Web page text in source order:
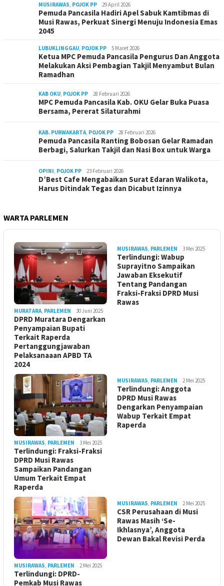
MUSIRAWAS, POJOK PP 29 April 2026
Pemuda Pancasila Hadiri Apel Sabuk Kamtibmas di
Musi Rawas, Perkuat Sinergi Menuju Indonesia Emas
2045
LUBUKLINGGAU, POJOK PP 5 Maret 2026
Ketua MPC Pemuda Pancasila Pengurus Dan Anggota
Melakukan Aksi Pembagian Takjil Menyambut Bulan
Ramadhan
KAB OKU, POJOK PP 28 Februari 2026
MPC Pemuda Pancasila Kab. OKU Gelar Buka Puasa
Bersama, Pererat Silaturahmi
KAB. PURWAKARTA, POJOK PP 28 Februari 2026
Pemuda Pancasila Ranting Bobosan Gelar Ramadan
Berbagi, Salurkan Takjil dan Nasi Box untuk Warga
OPINI, POJOK PP 23 Februari 2026
D’Best Cafe Mengabaikan Surat Edaran Walikota,
Harus Ditindak Tegas dan Dicabut Izinnya
WARTA PARLEMEN
MURATARA, PARLEMEN 30 Juni 2025
DPRD Muratara Dengarkan
Penyampaian Bupati
Terkait Raperda
Pertanggungjawaban
Pelaksanaaan APBD TA
2024
MUSIRAWAS, PARLEMEN 3 Mei 2025
Terlindungi: Wabup
Suprayitno Sampaikan
Jawaban Eksekutif
Tentang Pandangan
Fraksi-Fraksi DPRD Musi
Rawas
MUSIRAWAS, PARLEMEN 3 Mei 2025
Terlindungi: Fraksi-Fraksi
DPRD Musi Rawas
Sampaikan Pandangan
Umum Terkait Empat
Raperda
MUSIRAWAS, PARLEMEN 2 Mei 2025
Terlindungi: Anggota
DPRD Musi Rawas
Dengarkan Penyampaian
Wabup Terkait Empat
Raperda
MUSIRAWAS, PARLEMEN 2 Mei 2025
Terlindungi: DPRD-
Pemkab Musi Rawas
MUSIRAWAS, PARLEMEN 2 Mei 2025
CSR Perusahaan di Musi
Rawas Masih ‘Se-
Ikhlasnya’, Anggota
Dewan Bakal Revisi Perda ‎